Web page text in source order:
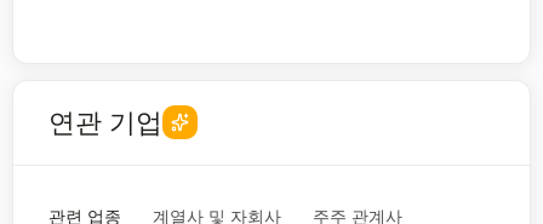
연관 기업
관련 업종 계열사 및 자회사 주주 관계사